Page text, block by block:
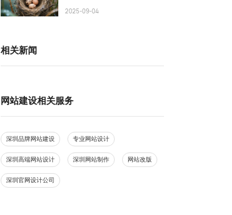
2025-09-04
相关新闻
网站建设相关服务
深圳品牌网站建设 专业网站设计
深圳高端网站设计 深圳网站制作 网站改版
深圳官网设计公司